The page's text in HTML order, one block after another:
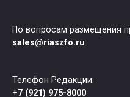
По вопросам размещения
sales@riaszfo.ru
Телефон Редакции:
+7 (921) 975-8000